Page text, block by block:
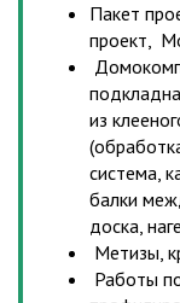
Пакет
проект,
из
система,
балки
доска,
Метизы,
Работы